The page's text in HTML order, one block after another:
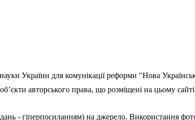
науки України для комунікації реформи "Нова
авторського права, що розміщені на цьому
- гіперпосиланням) на джерело. Використання